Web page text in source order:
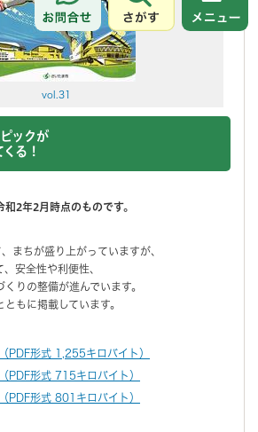
さがす
vol.31
ックが
くる ！
2年2月時点のものです。
まちが盛り上がっていますが、
安全性や利便性、
りの整備が進んでいます。
もに掲載しています。
PDF形式 1,255キロバイト）
PDF形式 715キロバイト）
PDF形式 801キロバイト）